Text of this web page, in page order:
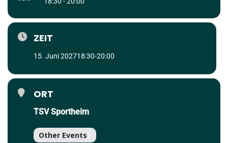
ZEIT
15. Juni 202718:30-20:00
ORT
TSV Sportheim
Other Events